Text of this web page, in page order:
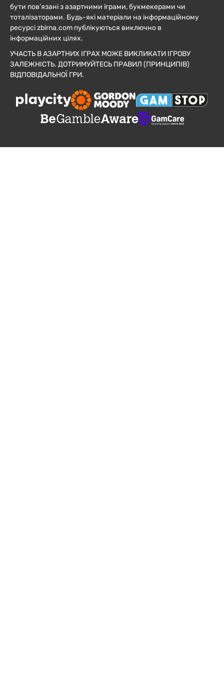
бути пов’язані з азартними іграми, букмекерами чи
тоталізаторами. Будь-які матеріали на інформаційному
ресурсі zbirna.com публікуються виключно в
інформаційних цілях.
УЧАСТЬ В АЗАРТНИХ ІГРАХ МОЖЕ ВИКЛИКАТИ ІГРОВУ
ЗАЛЕЖНІСТЬ. ДОТРИМУЙТЕСЬ ПРАВИЛ (ПРИНЦИПІВ)
ВІДПОВІДАЛЬНОЇ ГРИ.